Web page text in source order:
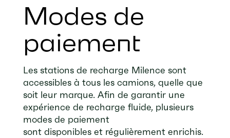
Réseau
Commencez à recharger
Ressources
Entreprise
Modes de
paiement
Les stations de recharge Milence sont
accessibles à tous les camions, quelle que
soit leur marque. Afin de garantir une
expérience de recharge fluide, plusieurs
modes de paiement
sont disponibles et régulièrement enrichis.